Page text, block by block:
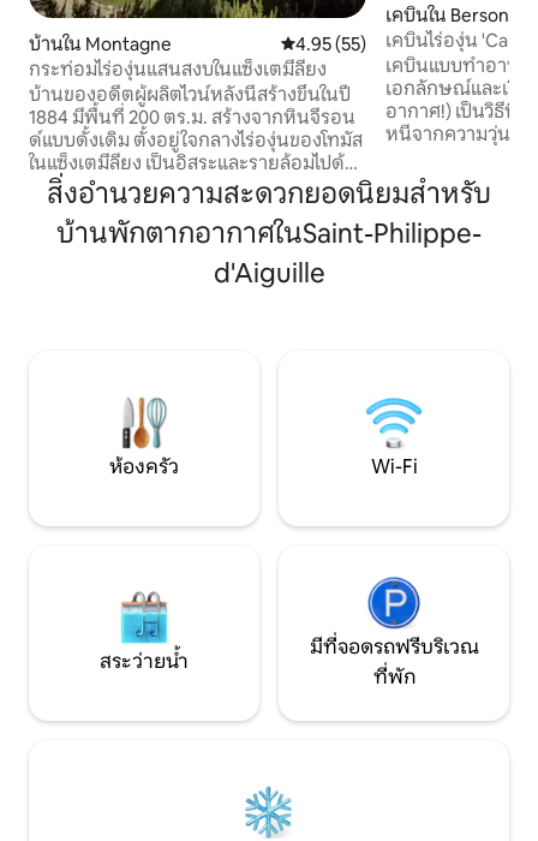
บ้านใน Montagne คะแนนเฉลี่ย 4.95 จาก 5, 55 รีวิว
4.95 (55)
กระท่อมไร่องุ่นแสนสงบในแซ็งเตมีลียง
บ้านของอดีตผู้ผลิตไวน์หลังนี้สร้างขึ้นในปี
1884 มีพื้นที่ 200 ตร.ม. สร้างจากหินจีรอน
ด์แบบดั้งเดิม ตั้งอยู่ใจกลางไร่องุ่นของโทมัส
ในแซ็งเตมีลียง เป็นอิสระและรายล้อมไปด้วย
ไร่องุ่น ผสมผสานเสน่ห์ทางประวัติศาสตร์
ความสะดวกสบายที่ทันสมัย และลักษณะ
ที่แท้จริง โธมัส ผู้จัดประสบการณ์และผู้ผลิต
ใต้ดินพร้อมไกด์และการชิมไวน์ตามคำขอ
เคบินใน Berson
เคบินไร่องุ่น
อากาศ
เคบินแบบทำอาหา
เอกลักษณ์และเงีย
อากาศ!) เป็นวิธีที่
หนีจากความวุ่นวา
ตัวและเงียบสงบ
อยู่ด้านหนึ่งและมี
อีกด้านหนึ่ง พักผ่อ
ชมวิวทิวทัศน์ อ่าน
สิ่งอำนวยความสะดวกยอดนิยมสำหรับ
บ้านพักตากอากาศในSaint-Philippe-
d'Aiguille
ห้องครัว Wi-Fi
สระว่ายน้ำ
มีที่จอดรถฟรีบริเวณ
ที่พัก